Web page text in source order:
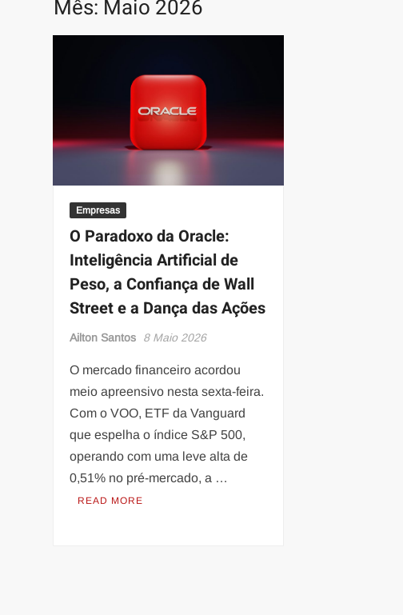
Mês: Maio 2026
Empresas
O Paradoxo da Oracle:
Inteligência Artificial de
Peso, a Confiança de Wall
Street e a Dança das Ações
Ailton Santos 8 Maio 2026
O mercado financeiro acordou
meio apreensivo nesta sexta-feira.
Com o VOO, ETF da Vanguard
que espelha o índice S&P 500,
operando com uma leve alta de
0,51% no pré-mercado, a …
READ MORE